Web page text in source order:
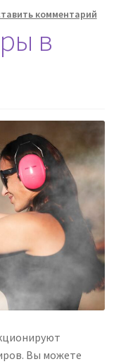
комментарий
в
Вы можете